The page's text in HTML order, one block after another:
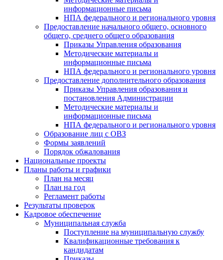
информационные письма
НПА федерального и регионального уровня
Предоставление начального общего, основного
общего, среднего общего образования
Приказы Управления образования
Методические материалы и
информационные письма
НПА федерального и регионального уровня
Предоставление дополнительного образования
Приказы Управления образования и
постановления Администрации
Методические материалы и
информационные письма
НПА федерального и регионального уровня
Образование лиц с ОВЗ
Формы заявлений
Порядок обжалования
Национальные проекты
Планы работы и графики
План на месяц
План на год
Регламент работы
Результаты проверок
Кадровое обеспечение
Муниципальная служба
Поступление на муниципальную службу
Квалификационные требования к
кандидатам